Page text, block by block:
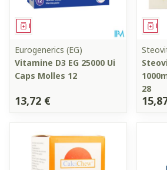
Médicament
Eurogenerics (EG)
Vitamine D3 EG 25000 Ui
Caps Molles 12
13,72 €
28